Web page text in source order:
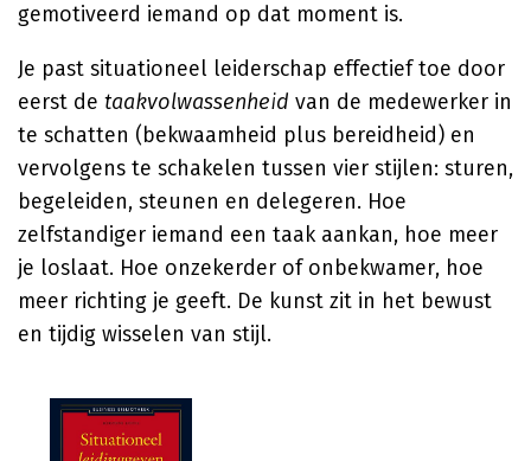
gemotiveerd iemand op dat moment is.
Je past situationeel leiderschap effectief toe door
eerst de taakvolwassenheid van de medewerker in
te schatten (bekwaamheid plus bereidheid) en
vervolgens te schakelen tussen vier stijlen: sturen,
begeleiden, steunen en delegeren. Hoe
zelfstandiger iemand een taak aankan, hoe meer
je loslaat. Hoe onzekerder of onbekwamer, hoe
meer richting je geeft. De kunst zit in het bewust
en tijdig wisselen van stijl.